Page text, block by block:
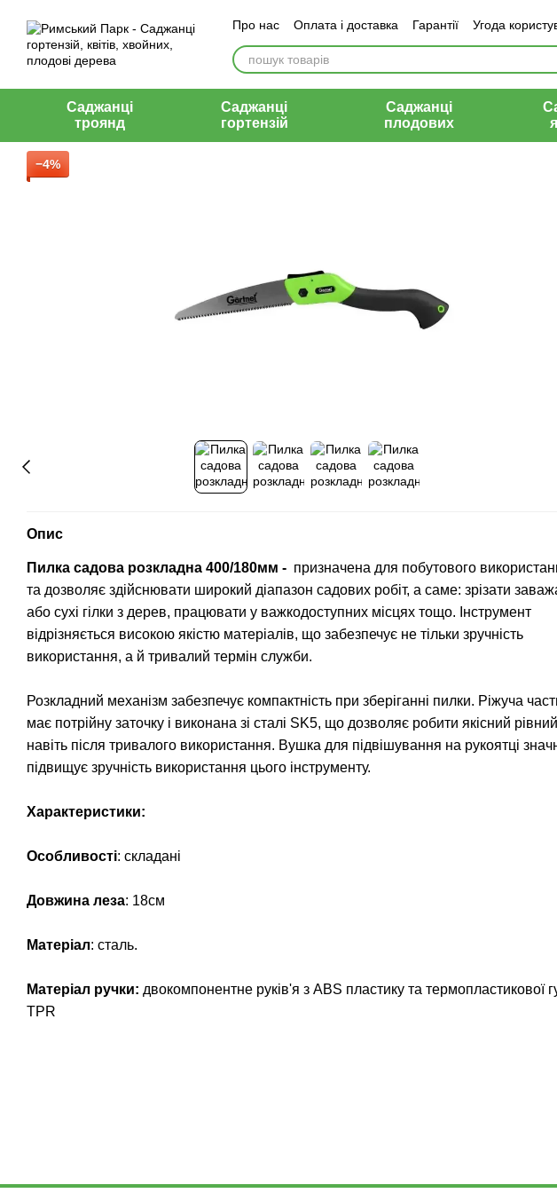
Про нас Оплата і доставка Гарантії Угода
Відгуки
Контакти
Саджанці
троянд
Саджанці
гортензій
Саджанці
плодових
−4%
Опис
Пилка садова розкладна 400/180мм - призначена для побутового
та дозволяє здійснювати широкий діапазон садових робіт, а саме: зрізати
або сухі гілки з дерев, працювати у важкодоступних місцях тощо. Інструмент
відрізняється високою якістю матеріалів, що забезпечує не тільки зручність
використання, а й тривалий термін служби.
Розкладний механізм забезпечує компактність при зберіганні пилки. Ріжуча
має потрійну заточку і виконана зі сталі SK5, що дозволяє робити якісний рівний
навіть після тривалого використання. Вушка для підвішування на рукоятці
підвищує зручність використання цього інструменту.
Характеристики:
Особливості: складані
Довжина леза: 18см
Матеріал: сталь.
Матеріал ручки: двокомпонентне руків'я з ABS пластику та термопластикової
TPR